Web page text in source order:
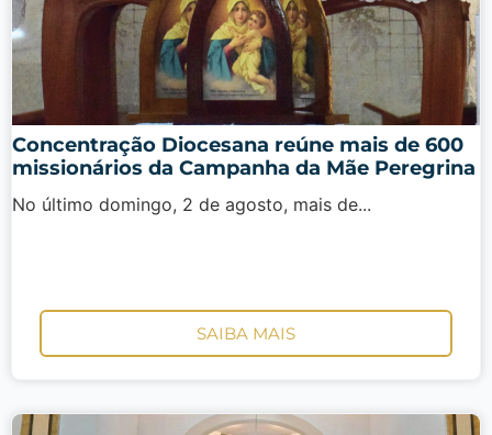
Concentração Diocesana reúne mais de 600
missionários da Campanha da Mãe Peregrina
No último domingo, 2 de agosto, mais de...
SAIBA MAIS